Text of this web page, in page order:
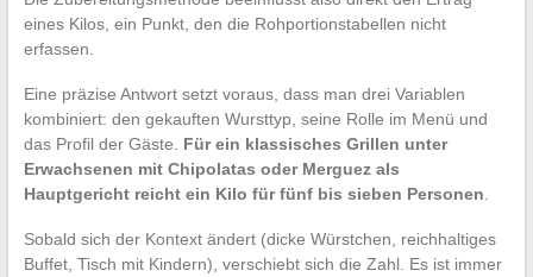
eines Kilos, ein Punkt, den die Rohportionstabellen nicht
erfassen.
Eine präzise Antwort setzt voraus, dass man drei Variablen
kombiniert: den gekauften Wursttyp, seine Rolle im Menü und
das Profil der Gäste. Für ein klassisches Grillen unter
Erwachsenen mit Chipolatas oder Merguez als
Hauptgericht reicht ein Kilo für fünf bis sieben Personen.
Sobald sich der Kontext ändert (dicke Würstchen, reichhaltiges
Buffet, Tisch mit Kindern), verschiebt sich die Zahl. Es ist immer